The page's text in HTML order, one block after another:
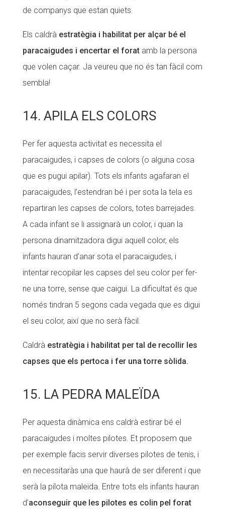
de companys que estan quiets.
Els caldrà estratègia i habilitat per alçar bé el
paracaigudes i encertar el foratamb la persona
que volen caçar. Ja veureu que no és tan fàcil com
sembla!
14. APILA ELS COLORS
Per fer aquesta activitat es necessita el
paracaigudes, i capses de colors (o alguna cosa
que es pugui apilar). Tots els infants agafaran el
paracaigudes, l’estendran bé i per sota la tela es
repartiran les capses de colors, totes barrejades.
A cada infant se li assignarà un color, i quan la
persona dinamitzadora digui aquell color, els
infants hauran d’anar sota el paracaigudes, i
intentar recopilar les capses del seu color per fer-
ne una torre, sense que caigui. La dificultat és que
només tindran 5 segons cada vegada que es digui
el seu color, així que no serà fàcil.
Caldrà estratègia i habilitat per tal de recollir les
capses que els pertoca i fer una torre sòlida.
15. LA PEDRA MALEÏDA
Per aquesta dinàmica ens caldrà estirar bé el
paracaigudes i moltes pilotes. Et proposem que
per exemple facis servir diverses pilotes de tenis, i
en necessitaràs una que haurà de ser diferent i que
serà la pilota maleïda. Entre tots els infants hauran
d’aconseguir que les pilotes es colin pel forat